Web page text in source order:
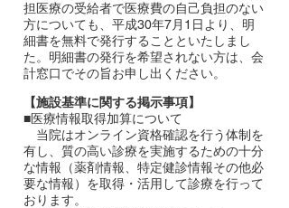
担医療の受給者で医療費の自己負担のない
方についても、平成30年7月1日より、明
細書を無料で発行することといたしまし
た。明細書の発行を希望されない方は、会
計窓口でその旨お申し出ください。
【施設基準に関する掲示事項】
■医療情報取得加算について
当院はオンライン資格確認を行う体制を
有し、質の高い診療を実施するための十分
な情報（薬剤情報、特定健診情報その他必
要な情報）を取得・活用して診療を行って
おります。